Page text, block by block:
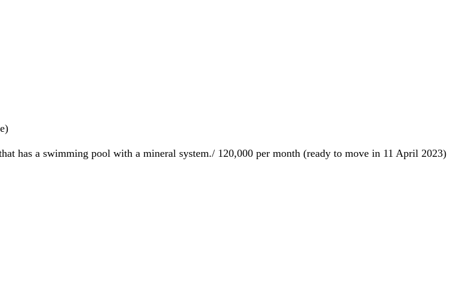
has a swimming pool with a mineral system./ 120,000 per month (ready to move in 11 April 2023)